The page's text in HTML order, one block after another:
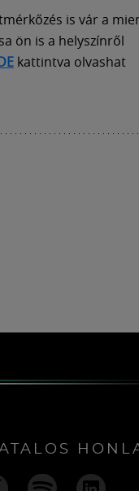
is vár a
ön is a helyszínről
kattintva olvashat